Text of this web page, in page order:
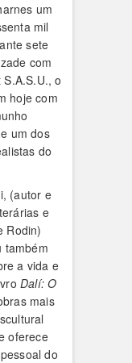
um
mil
sete
com
o
hoje com
um dos
do
(autor e
e
Rodin)
também
a vida e
Dalí: O
mais
oferece
do